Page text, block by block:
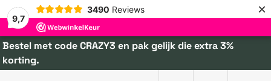
9,7
3490 Reviews ×
Bestel met code CRAZY3 en pak gelijk die extra 3%
korting.